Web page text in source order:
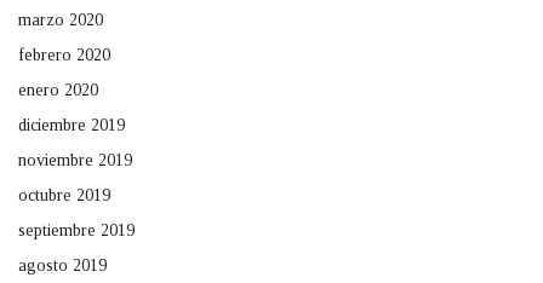
marzo 2020
febrero 2020
enero 2020
diciembre 2019
noviembre 2019
octubre 2019
septiembre 2019
agosto 2019